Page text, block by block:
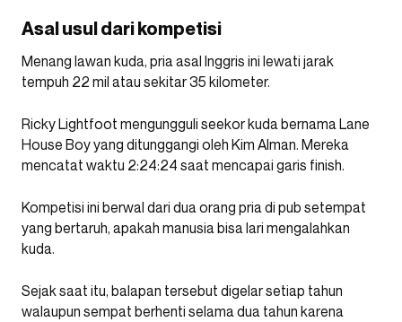
Asal usul dari kompetisi
Menang lawan kuda, pria asal Inggris ini lewati jarak
tempuh 22 mil atau sekitar 35 kilometer.
Ricky Lightfoot mengungguli seekor kuda bernama Lane
House Boy yang ditunggangi oleh Kim Alman. Mereka
mencatat waktu 2:24:24 saat mencapai garis finish.
Kompetisi ini berwal dari dua orang pria di pub setempat
yang bertaruh, apakah manusia bisa lari mengalahkan
kuda.
Sejak saat itu, balapan tersebut digelar setiap tahun
walaupun sempat berhenti selama dua tahun karena